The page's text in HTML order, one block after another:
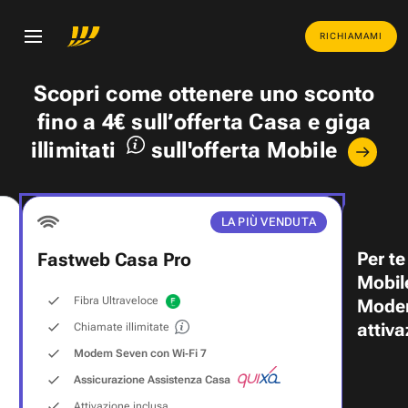
RICHIAMAMI
Scopri come ottenere uno sconto
fino a 4€ sull’offerta Casa egiga
illimitati
sull'offerta Mobile
LA PIÙ VENDUTA
Fastweb Casa Pro
Fibra Ultraveloce
Chiamate illimitate
Modem Seven con Wi‑Fi 7
Assicurazione Assistenza Casa
Per